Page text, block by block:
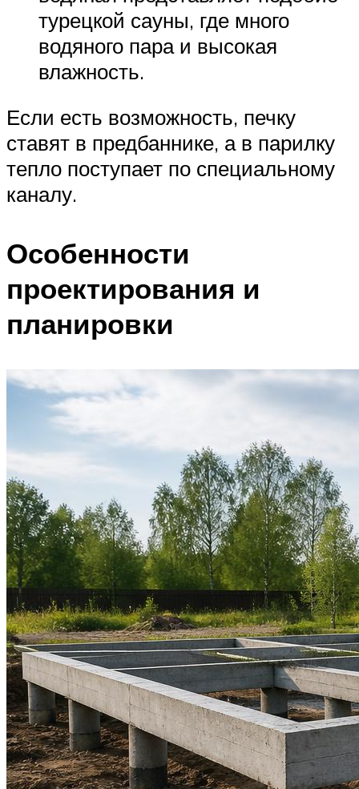
турецкой сауны, где много
водяного пара и высокая
влажность.
Если есть возможность, печку
ставят в предбаннике, а в парилку
тепло поступает по специальному
каналу.
Особенности
проектирования и
планировки